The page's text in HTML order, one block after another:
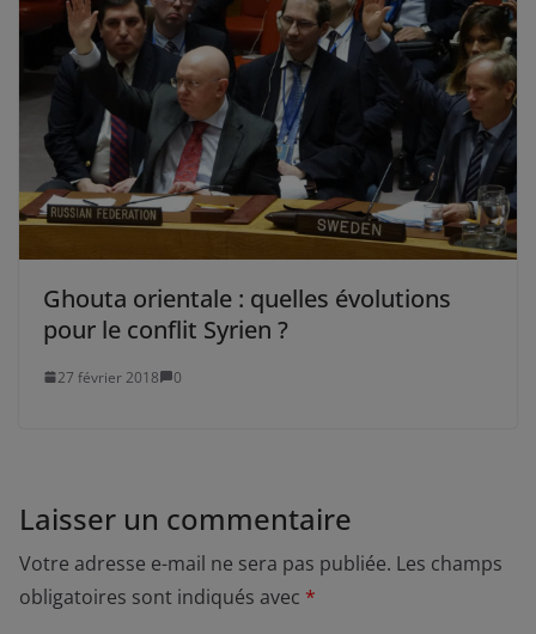
Ghouta orientale : quelles évolutions
pour le conflit Syrien ?
27 février 2018 0
Laisser un commentaire
Votre adresse e-mail ne sera pas publiée. Les champs
obligatoires sont indiqués avec *